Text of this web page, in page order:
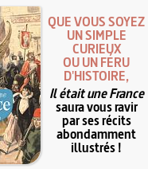
QUE VOUS SOYEZ
UN SIMPLE
CURIEUX
OU UN FÉRU
D'HISTOIRE,
Il était une France
saura vous ravir
par ses récits
abondamment
illustrés !